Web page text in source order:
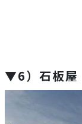
▼6）石板屋